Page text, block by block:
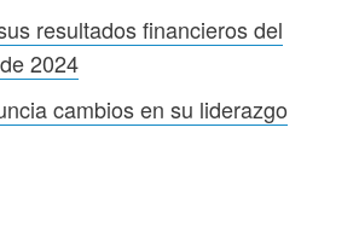
resultados financieros del
2024
cambios en su liderazgo